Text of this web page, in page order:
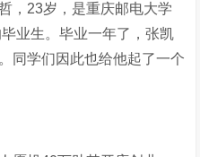
，23岁，是重庆邮电大学
业生。毕业一年了，张凯
同学们因此也给他起了一个